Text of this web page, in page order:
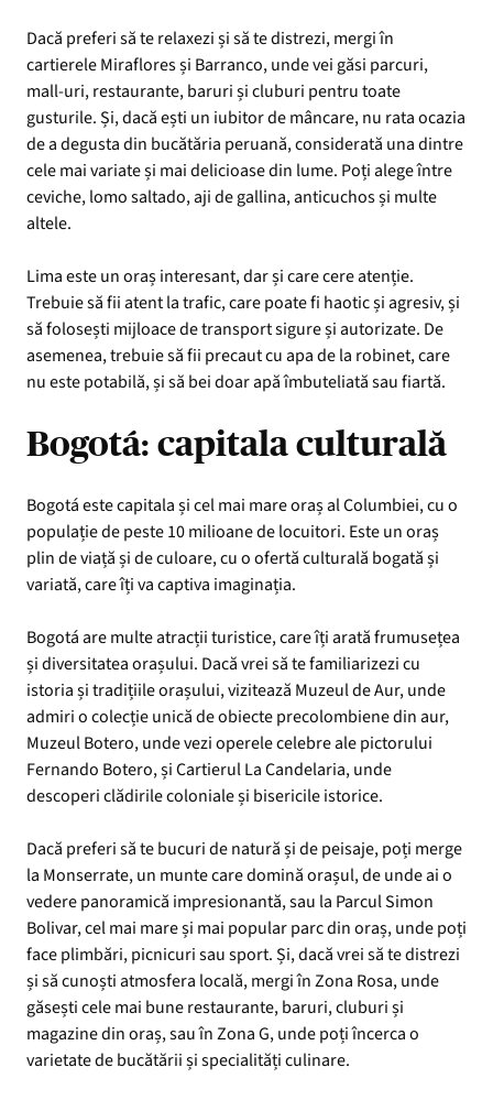
Dacă preferi să te relaxezi și să te distrezi, mergi în
cartierele Miraflores și Barranco, unde vei găsi parcuri,
mall-uri, restaurante, baruri și cluburi pentru toate
gusturile. Și, dacă ești un iubitor de mâncare, nu rata ocazia
de a degusta din bucătăria peruană, considerată una dintre
cele mai variate și mai delicioase din lume. Poți alege între
ceviche, lomo saltado, aji de gallina, anticuchos și multe
altele.
Lima este un oraș interesant, dar și care cere atenție.
Trebuie să fii atent la trafic, care poate fi haotic și agresiv, și
să folosești mijloace de transport sigure și autorizate. De
asemenea, trebuie să fii precaut cu apa de la robinet, care
nu este potabilă, și să bei doar apă îmbuteliată sau fiartă.
Bogotá: capitala culturală
Bogotá este capitala și cel mai mare oraș al Columbiei, cu o
populație de peste 10 milioane de locuitori. Este un oraș
plin de viață și de culoare, cu o ofertă culturală bogată și
variată, care îți va captiva imaginația.
Bogotá are multe atracții turistice, care îți arată frumusețea
și diversitatea orașului. Dacă vrei să te familiarizezi cu
istoria și tradițiile orașului, vizitează Muzeul de Aur, unde
admiri o colecție unică de obiecte precolombiene din aur,
Muzeul Botero, unde vezi operele celebre ale pictorului
Fernando Botero, și Cartierul La Candelaria, unde
descoperi clădirile coloniale și bisericile istorice.
Dacă preferi să te bucuri de natură și de peisaje, poți merge
la Monserrate, un munte care domină orașul, de unde ai o
vedere panoramică impresionantă, sau la Parcul Simon
Bolivar, cel mai mare și mai popular parc din oraș, unde poți
face plimbări, picnicuri sau sport. Și, dacă vrei să te distrezi
și să cunoști atmosfera locală, mergi în Zona Rosa, unde
găsești cele mai bune restaurante, baruri, cluburi și
magazine din oraș, sau în Zona G, unde poți încerca o
varietate de bucătării și specialități culinare.